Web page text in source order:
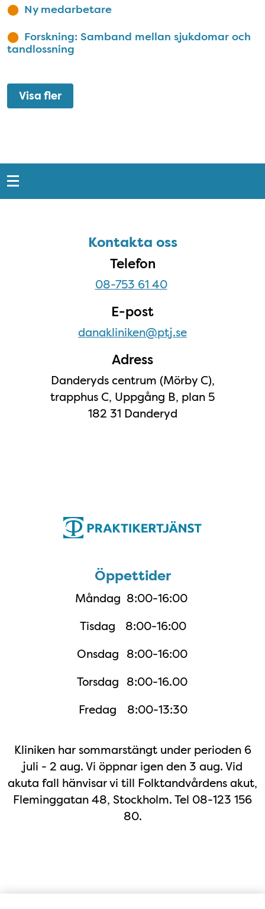
Ny medarbetare
Forskning: Samband mellan sjukdomar och
tandlossning
Visa fler
Snabblänkar
Kontakta ossKontakta oss
Telefon
08-753 61 40
E-post
danakliniken@ptj.se
Adress
Danderyds centrum (Mörby C),
trapphus C, Uppgång B, plan 5
182 31 Danderyd
Öppettider
Måndag
Tisdag
Onsdag
Torsdag
Fredag
8:00-16:00
8:00-16:00
8:00-16:00
8:00-16.00
8:00-13:30
Kliniken har sommarstängt under perioden 6
juli - 2 aug. Vi öppnar igen den 3 aug. Vid
akuta fall hänvisar vi till Folktandvårdens akut,
Fleminggatan 48, Stockholm. Tel 08-123 156
80.
Adress i Google Maps